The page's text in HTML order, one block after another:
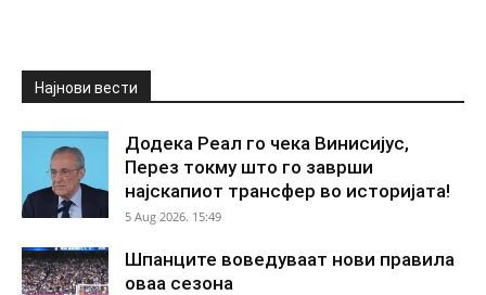
Најнови вести
Додека Реал го чека Винисијус,
Перез токму што го заврши
најскапиот трансфер во историјата!
5 Aug 2026. 15:49
Шпанците воведуваат нови правила
оваа сезона